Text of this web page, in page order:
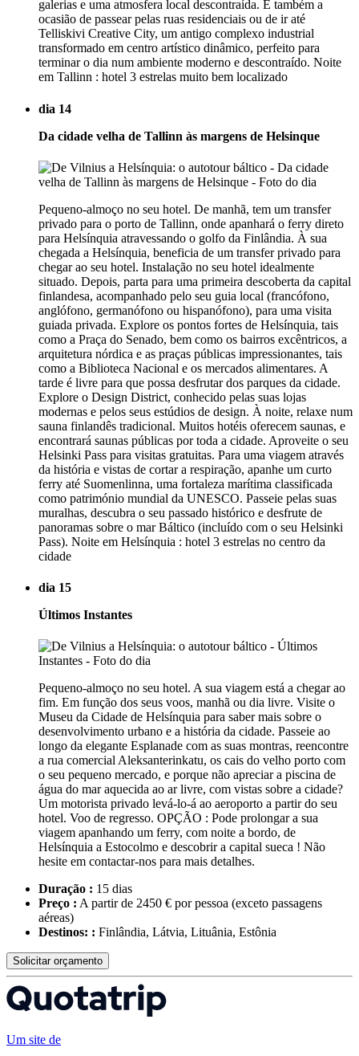
galerias e uma atmosfera local descontraída. É também a
ocasião de passear pelas ruas residenciais ou de ir até
Telliskivi Creative City, um antigo complexo industrial
transformado em centro artístico dinâmico, perfeito para
terminar o dia num ambiente moderno e descontraído. Noite
em Tallinn : hotel 3 estrelas muito bem localizado
dia 14
Da cidade velha de Tallinn às margens de Helsinque
Pequeno-almoço no seu hotel. De manhã, tem um transfer
privado para o porto de Tallinn, onde apanhará o ferry direto
para Helsínquia atravessando o golfo da Finlândia. À sua
chegada a Helsínquia, beneficia de um transfer privado para
chegar ao seu hotel. Instalação no seu hotel idealmente
situado. Depois, parta para uma primeira descoberta da capital
finlandesa, acompanhado pelo seu guia local (francófono,
anglófono, germanófono ou hispanófono), para uma visita
guiada privada. Explore os pontos fortes de Helsínquia, tais
como a Praça do Senado, bem como os bairros excêntricos, a
arquitetura nórdica e as praças públicas impressionantes, tais
como a Biblioteca Nacional e os mercados alimentares. A
tarde é livre para que possa desfrutar dos parques da cidade.
Explore o Design District, conhecido pelas suas lojas
modernas e pelos seus estúdios de design. À noite, relaxe num
sauna finlandês tradicional. Muitos hotéis oferecem saunas, e
encontrará saunas públicas por toda a cidade. Aproveite o seu
Helsinki Pass para visitas gratuitas. Para uma viagem através
da história e vistas de cortar a respiração, apanhe um curto
ferry até Suomenlinna, uma fortaleza marítima classificada
como património mundial da UNESCO. Passeie pelas suas
muralhas, descubra o seu passado histórico e desfrute de
panoramas sobre o mar Báltico (incluído com o seu Helsinki
Pass). Noite em Helsínquia : hotel 3 estrelas no centro da
cidade
dia 15
Últimos Instantes
Pequeno-almoço no seu hotel. A sua viagem está a chegar ao
fim. Em função dos seus voos, manhã ou dia livre. Visite o
Museu da Cidade de Helsínquia para saber mais sobre o
desenvolvimento urbano e a história da cidade. Passeie ao
longo da elegante Esplanade com as suas montras, reencontre
a rua comercial Aleksanterinkatu, os cais do velho porto com
o seu pequeno mercado, e porque não apreciar a piscina de
água do mar aquecida ao ar livre, com vistas sobre a cidade?
Um motorista privado levá-lo-á ao aeroporto a partir do seu
hotel. Voo de regresso. OPÇÃO : Pode prolongar a sua
viagem apanhando um ferry, com noite a bordo, de
Helsínquia a Estocolmo e descobrir a capital sueca ! Não
hesite em contactar-nos para mais detalhes.
Duração : 15 dias
Preço : A partir de 2450 € por pessoa (exceto passagens
aéreas)
Destinos: : Finlândia, Látvia, Lituânia, Estônia
Solicitar orçamento
Um site de